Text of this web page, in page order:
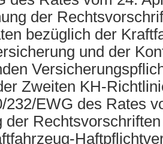
der
bezüglich der
und der
Zweiten KH-
232/EWG des Rates
der